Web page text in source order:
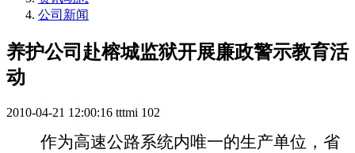
公司新闻
养护公司赴榕城监狱开展廉政警示教育活
动
2010-04-21 12:00:16 tttmi 102
作为高速公路系统内唯一的生产单位，省